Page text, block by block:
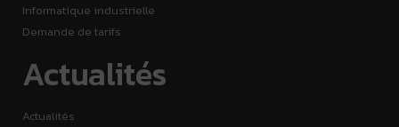
Informatique industrielle
Demande de tarifs
Actualités
Actualités